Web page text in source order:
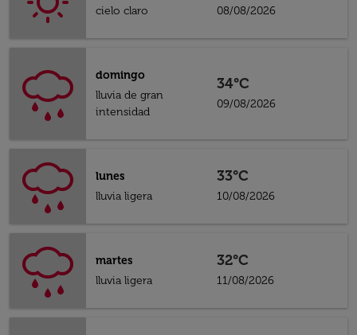
cielo claro
08/08/2026
domingo
lluvia de gran
intensidad
34°C
09/08/2026
lunes
lluvia ligera
33°C
10/08/2026
martes
lluvia ligera
32°C
11/08/2026